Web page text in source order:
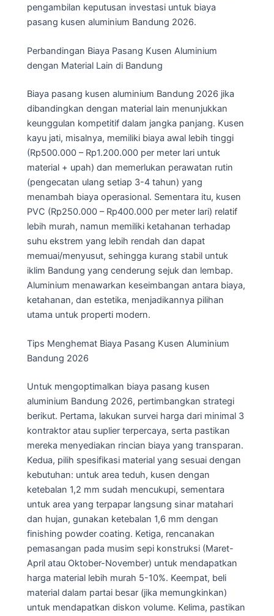
pengambilan keputusan investasi untuk biaya
pasang kusen aluminium Bandung 2026.
Perbandingan Biaya Pasang Kusen Aluminium
dengan Material Lain di Bandung
Biaya pasang kusen aluminium Bandung 2026 jika
dibandingkan dengan material lain menunjukkan
keunggulan kompetitif dalam jangka panjang. Kusen
kayu jati, misalnya, memiliki biaya awal lebih tinggi
(Rp500.000 – Rp1.200.000 per meter lari untuk
material + upah) dan memerlukan perawatan rutin
(pengecatan ulang setiap 3-4 tahun) yang
menambah biaya operasional. Sementara itu, kusen
PVC (Rp250.000 – Rp400.000 per meter lari) relatif
lebih murah, namun memiliki ketahanan terhadap
suhu ekstrem yang lebih rendah dan dapat
memuai/menyusut, sehingga kurang stabil untuk
iklim Bandung yang cenderung sejuk dan lembap.
Aluminium menawarkan keseimbangan antara biaya,
ketahanan, dan estetika, menjadikannya pilihan
utama untuk properti modern.
Tips Menghemat Biaya Pasang Kusen Aluminium
Bandung 2026
Untuk mengoptimalkan biaya pasang kusen
aluminium Bandung 2026, pertimbangkan strategi
berikut. Pertama, lakukan survei harga dari minimal 3
kontraktor atau suplier terpercaya, serta pastikan
mereka menyediakan rincian biaya yang transparan.
Kedua, pilih spesifikasi material yang sesuai dengan
kebutuhan: untuk area teduh, kusen dengan
ketebalan 1,2 mm sudah mencukupi, sementara
untuk area yang terpapar langsung sinar matahari
dan hujan, gunakan ketebalan 1,6 mm dengan
finishing powder coating. Ketiga, rencanakan
pemasangan pada musim sepi konstruksi (Maret-
April atau Oktober-November) untuk mendapatkan
harga material lebih murah 5-10%. Keempat, beli
material dalam partai besar (jika memungkinkan)
untuk mendapatkan diskon volume. Kelima, pastikan